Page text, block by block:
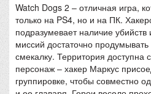
Watch Dogs 2 – отличная игра,
только на PS4, но и на ПК.
подразумевает наличие
миссий достаточно
смекалку. Территория доступна
персонаж – хакер Маркус
группировке, чтобы совместно